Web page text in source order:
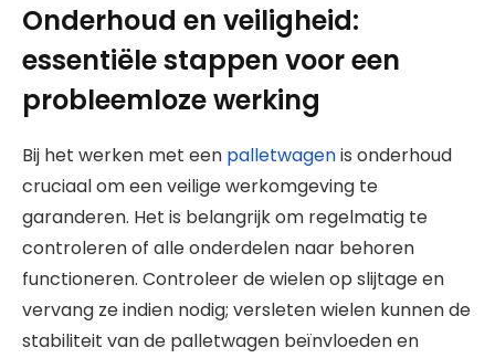
Onderhoud en veiligheid:
essentiële stappen voor een
probleemloze werking
Bij het werken met een palletwagenis onderhoud
cruciaal om een veilige werkomgeving te
garanderen. Het is belangrijk om regelmatig te
controleren of alle onderdelen naar behoren
functioneren. Controleer de wielen op slijtage en
vervang ze indien nodig; versleten wielen kunnen de
stabiliteit van de palletwagen beïnvloeden en